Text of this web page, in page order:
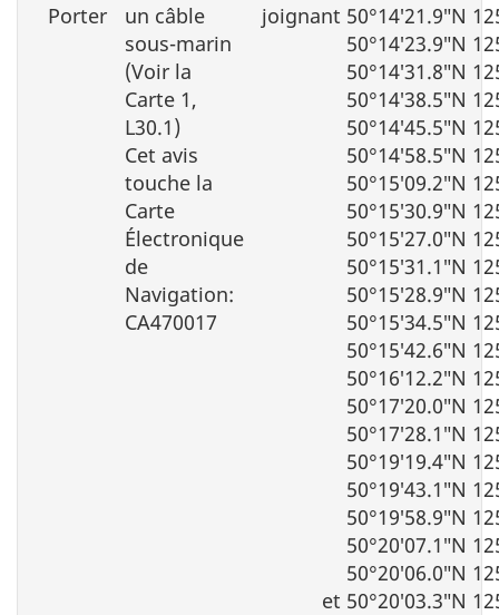
Porter
un câble
sous-marin
(Voir la
Carte 1,
L30.1)
Cet avis
touche la
Carte
Électronique
de
Navigation:
CA470017
joignant 50°14′21.9″N
50°14′23.9″N
50°14′31.8″N
50°14′38.5″N
50°14′45.5″N
50°14′58.5″N
50°15′09.2″N
50°15′30.9″N
50°15′27.0″N
50°15′31.1″N
50°15′28.9″N
50°15′34.5″N
50°15′42.6″N
50°16′12.2″N
50°17′20.0″N
50°17′28.1″N
50°19′19.4″N
50°19′43.1″N
50°19′58.9″N
50°20′07.1″N
50°20′06.0″N
et 50°20′03.3″N